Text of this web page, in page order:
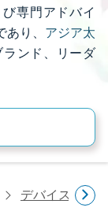
専門アドバイ
り、 アジア太
ンド、リーダ
デバイス・医